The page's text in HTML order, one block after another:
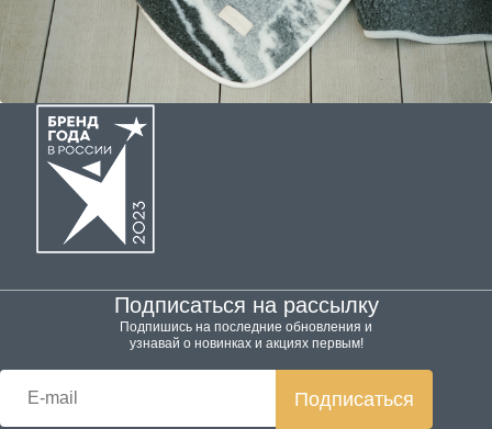
Подписаться на рассылку
Подпишись на последние обновления и
узнавай о новинках и акциях первым!
Подписаться